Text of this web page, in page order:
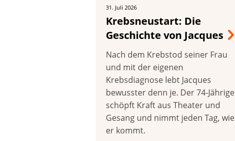
31. Juli 2026
Krebsneustart: Die
Geschichte von Jacques
Nach dem Krebstod seiner Frau
und mit der eigenen
Krebsdiagnose lebt Jacques
bewusster denn je. Der 74-Jährige
schöpft Kraft aus Theater und
Gesang und nimmt jeden Tag, wie
er kommt.